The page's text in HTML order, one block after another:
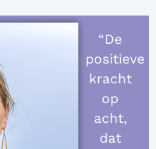
“De
positieve
kracht
op
acht,
dat